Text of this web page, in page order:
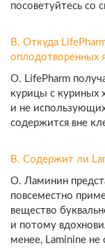
посоветуйтесь со
В. Откуда
оплодотворенных
О. LifePharm
курицы с куриных
и не
содержится вне
В. Содержит ли
О. Ламинин
повсеместно
вещество
и потому
менее, Laminine